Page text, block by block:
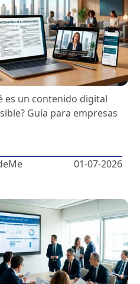
es un contenido digital
Guía para empresas
01-07-2026